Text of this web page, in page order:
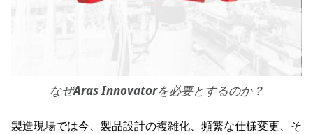
なぜAras Innovatorを必要とするのか？
製造現場では今、製品設計の複雑化、頻繁な仕様変更、そ